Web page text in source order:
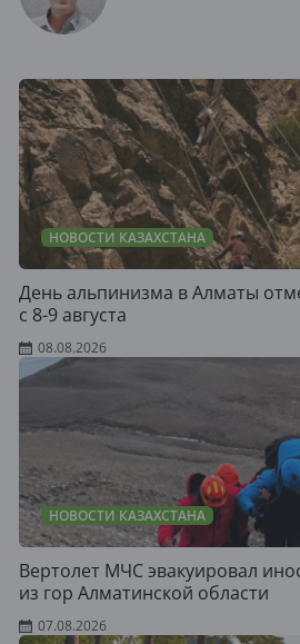
НОВОСТИ КАЗАХСТАНА
День альпинизма в Алматы
с 8-9 августа
08.08.2026
НОВОСТИ КАЗАХСТАНА
Вертолет МЧС эвакуировал
из гор Алматинской области
07.08.2026